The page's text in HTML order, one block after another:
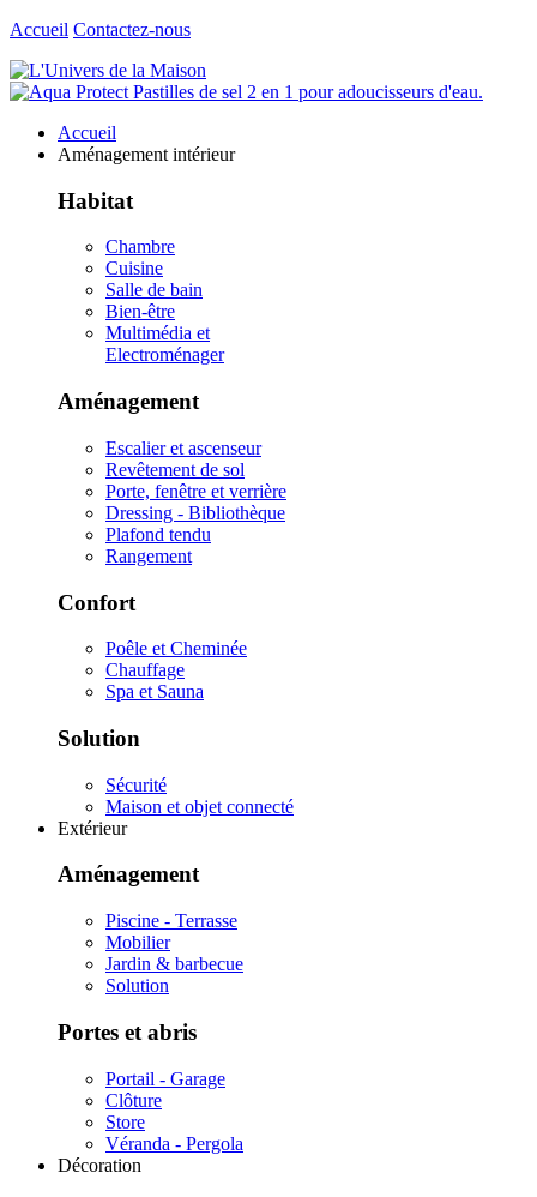
Accueil Contactez-nous
Accueil
Aménagement intérieur
Habitat
Chambre
Cuisine
Salle de bain
Bien-être
Multimédia et
Electroménager
Aménagement
Escalier et ascenseur
Revêtement de sol
Porte, fenêtre et verrière
Dressing - Bibliothèque
Plafond tendu
Rangement
Confort
Poêle et Cheminée
Chauffage
Spa et Sauna
Solution
Sécurité
Maison et objet connecté
Extérieur
Aménagement
Piscine - Terrasse
Mobilier
Jardin & barbecue
Solution
Portes et abris
Portail - Garage
Clôture
Store
Véranda - Pergola
Décoration